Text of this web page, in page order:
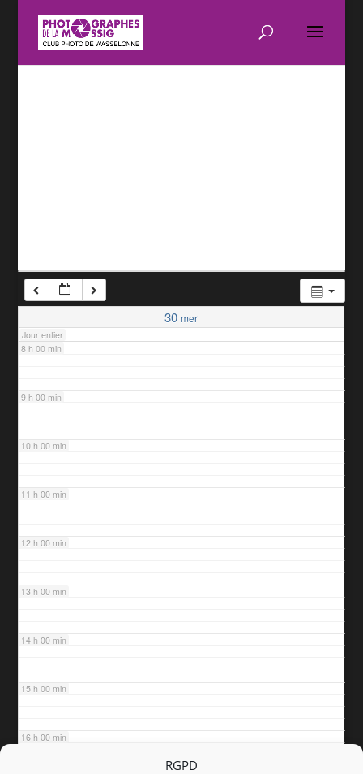
RGPD
30 mer
Jour entier
7 h 00 min
8 h 00 min
9 h 00 min
10 h 00 min
11 h 00 min
12 h 00 min
13 h 00 min
14 h 00 min
15 h 00 min
16 h 00 min